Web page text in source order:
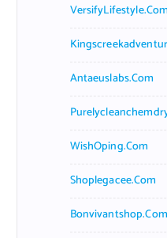
VersifyLifestyle.com
Antaeuslabs.com
WishOping.com
Shoplegacee.com
Bonvivantshop.com